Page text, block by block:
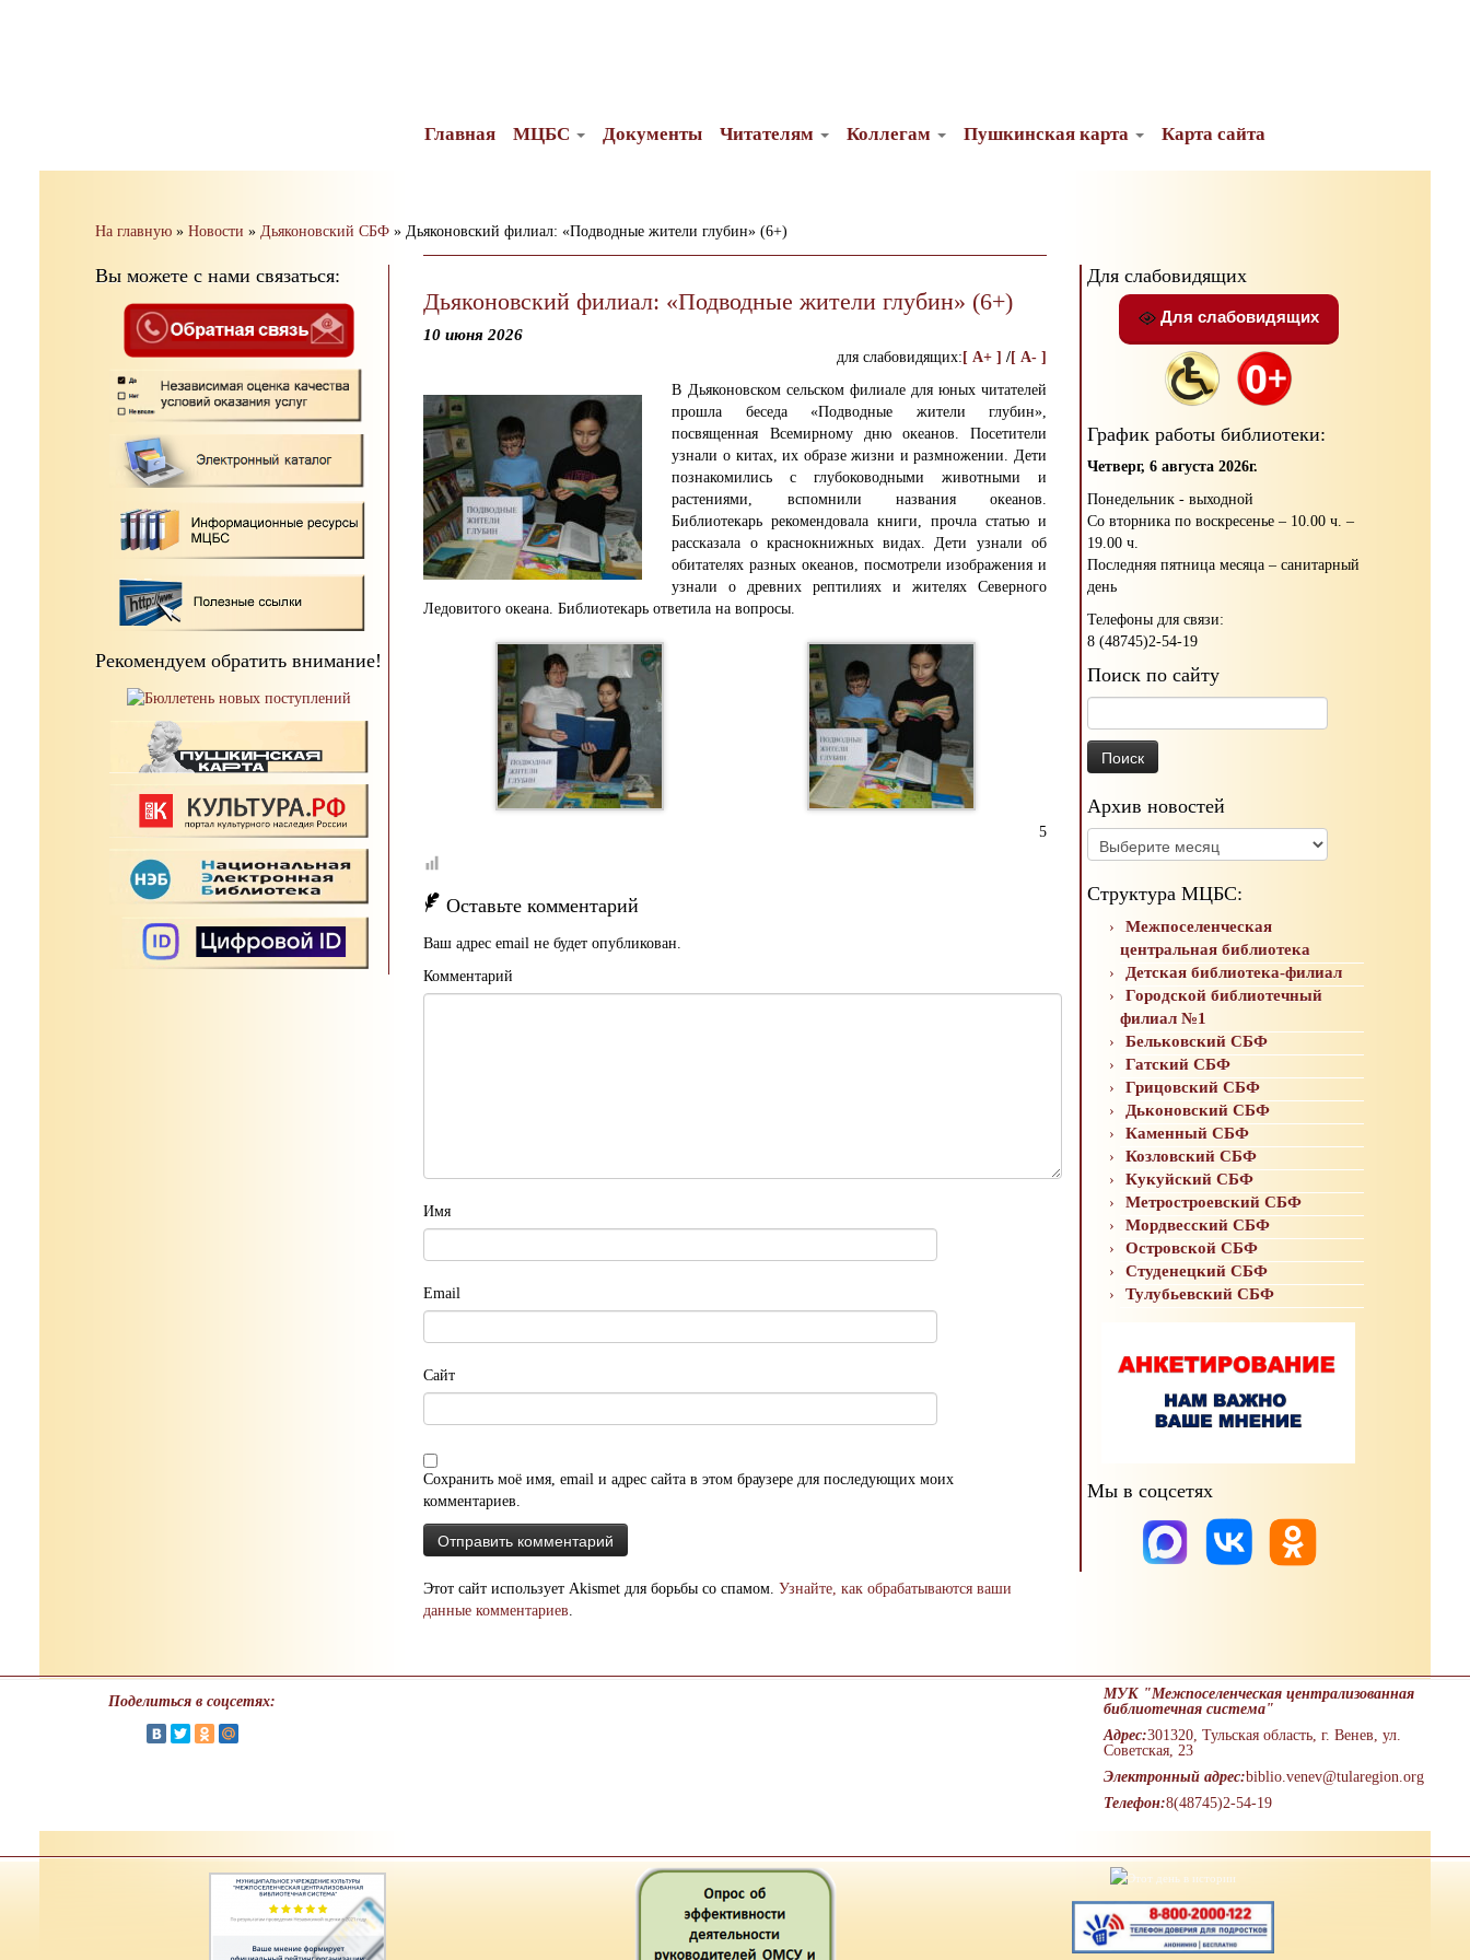
Главная МЦБС Документы Читателям Коллегам Пушкинская карта Карта сайта
На главную » Новости » Дьяконовский СБФ » Дьяконовский филиал: «Подводные жители глубин» (6+)
Вы можете с нами связаться:
Рекомендуем обратить внимание!
Дьяконовский филиал: «Подводные жители глубин» (6+)
10 июня 2026
для слабовидящих: [ A+ ] /[ A- ]
В Дьяконовском сельском филиале для юных читателей
прошла беседа «Подводные жители глубин»,
посвященная Всемирному дню океанов. Посетители
узнали о китах, их образе жизни и размножении. Дети
познакомились с глубоководными животными и
растениями, вспомнили названия океанов.
Библиотекарь рекомендовала книги, прочла статью и
рассказала о краснокнижных видах. Дети узнали об
обитателях разных океанов, посмотрели изображения и
узнали о древних рептилиях и жителях Северного
Ледовитого океана. Библиотекарь ответила на вопросы.
5
Оставьте комментарий
Ваш адрес email не будет опубликован.
Комментарий
Имя
Email
Сайт
Сохранить моё имя, email и адрес сайта в этом браузере для последующих моих
комментариев.
Этот сайт использует Akismet для борьбы со спамом. Узнайте, как обрабатываются ваши
данные комментариев.
Для слабовидящих
Для слабовидящих
График работы библиотеки:
Четверг, 6 августа 2026г.
Понедельник - выходной
Со вторника по воскресенье – 10.00 ч. –
19.00 ч.
Последняя пятница месяца – санитарный
день
Телефоны для связи:
8 (48745)2-54-19
Поиск по сайту
Архив новостей
Архив
новостей
Структура МЦБС:
Межпоселенческая
центральная библиотека
Детская библиотека-филиал
Городской библиотечный
филиал №1
Бельковский СБФ
Гатский СБФ
Грицовский СБФ
Дьконовский СБФ
Каменный СБФ
Козловский СБФ
Кукуйский СБФ
Метростроевский СБФ
Мордвесский СБФ
Островской СБФ
Студенецкий СБФ
Тулубьевский СБФ
Мы в соцсетях
Поделиться в соцсетях:
МУК "Межпоселенческая централизованная
библиотечная система"
Адрес:301320, Тульская область, г. Венев, ул.
Советская, 23
Электронный адрес:biblio.venev@tularegion.org
Телефон:8(48745)2-54-19